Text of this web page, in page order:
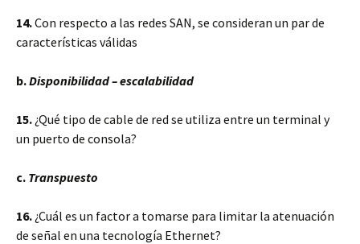
14.Con respecto a las redes SAN, se consideran un par de
características válidas
b.Disponibilidad – escalabilidad
15. ¿Qué tipo de cable de red se utiliza entre un terminal y
un puerto de consola?
c. Transpuesto
16. ¿Cuál es un factor a tomarse para limitar la atenuación
de señal en una tecnología Ethernet?